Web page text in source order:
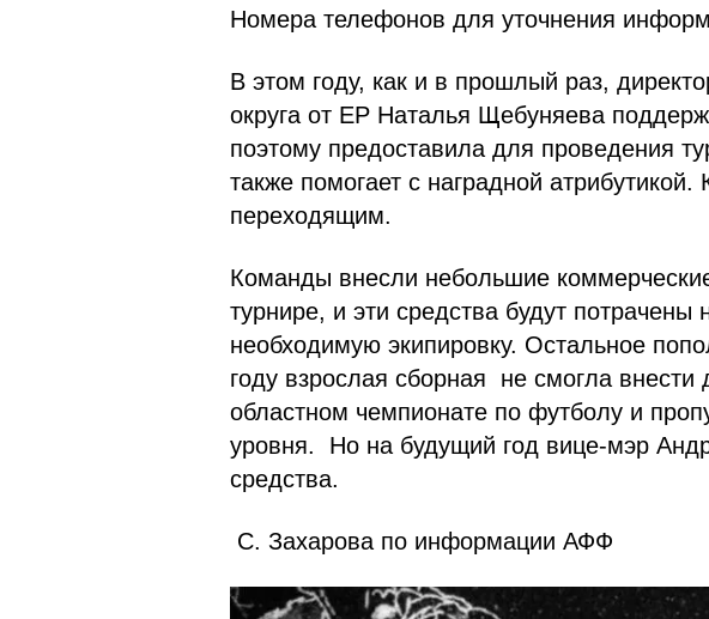
В этом году, как и в прошлый раз,
округа от ЕР Наталья Щебуняева
поэтому предоставила для проведения
также помогает с наградной
переходящим.
Команды внесли небольшие
турнире, и эти средства будут потрачены
необходимую экипировку. Остальное
году взрослая сборная не смогла
областном чемпионате по футболу и
уровня. Но на будущий год вице-мэр
средства.
С. Захарова по информации АФФ